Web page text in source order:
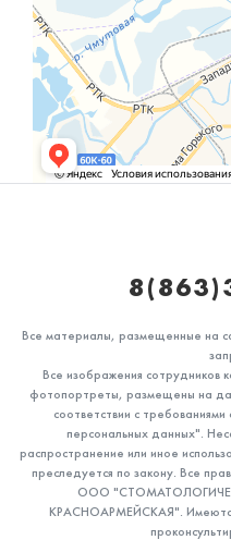
Все материалы, размещенные на
Все изображения сотрудников
фотопортреты, размещены на
соответствии с
персональных данных".
распространение или иное
преследуется по закону. Все
ООО
КРАСНОАРМЕЙСКАЯ".